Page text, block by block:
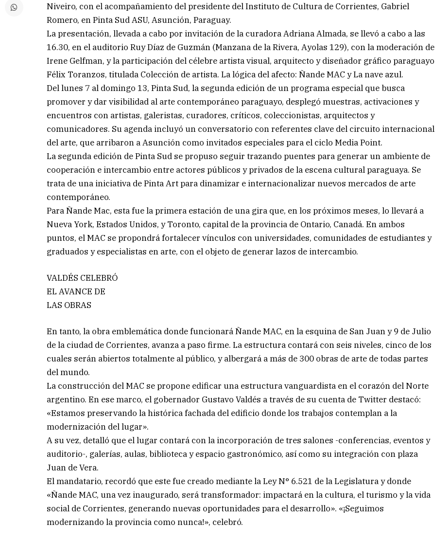
Niveiro, con el acompañamiento del presidente del Instituto de Cultura de Corrientes, Gabriel
Romero, en Pinta Sud ASU, Asunción, Paraguay.
La presentación, llevada a cabo por invitación de la curadora Adriana Almada, se llevó a cabo a las
16.30, en el auditorio Ruy Díaz de Guzmán (Manzana de la Rivera, Ayolas 129), con la moderación de
Irene Gelfman, y la participación del célebre artista visual, arquitecto y diseñador gráfico paraguayo
Félix Toranzos, titulada Colección de artista. La lógica del afecto: Ñande MAC y La nave azul.
Del lunes 7 al domingo 13, Pinta Sud, la segunda edición de un programa especial que busca
promover y dar visibilidad al arte contemporáneo paraguayo, desplegó muestras, activaciones y
encuentros con artistas, galeristas, curadores, críticos, coleccionistas, arquitectos y
comunicadores. Su agenda incluyó un conversatorio con referentes clave del circuito internacional
del arte, que arribaron a Asunción como invitados especiales para el ciclo Media Point.
La segunda edición de Pinta Sud se propuso seguir trazando puentes para generar un ambiente de
cooperación e intercambio entre actores públicos y privados de la escena cultural paraguaya. Se
trata de una iniciativa de Pinta Art para dinamizar e internacionalizar nuevos mercados de arte
contemporáneo.
Para Ñande Mac, esta fue la primera estación de una gira que, en los próximos meses, lo llevará a
Nueva York, Estados Unidos, y Toronto, capital de la provincia de Ontario, Canadá. En ambos
puntos, el MAC se propondrá fortalecer vínculos con universidades, comunidades de estudiantes y
graduados y especialistas en arte, con el objeto de generar lazos de intercambio.
VALDÉS CELEBRÓ
EL AVANCE DE
LAS OBRAS
En tanto, la obra emblemática donde funcionará Ñande MAC, en la esquina de San Juan y 9 de Julio
de la ciudad de Corrientes, avanza a paso firme. La estructura contará con seis niveles, cinco de los
cuales serán abiertos totalmente al público, y albergará a más de 300 obras de arte de todas partes
del mundo.
La construcción del MAC se propone edificar una estructura vanguardista en el corazón del Norte
argentino. En ese marco, el gobernador Gustavo Valdés a través de su cuenta de Twitter destacó:
«Estamos preservando la histórica fachada del edificio donde los trabajos contemplan a la
modernización del lugar».
A su vez, detalló que el lugar contará con la incorporación de tres salones -conferencias, eventos y
auditorio-, galerías, aulas, biblioteca y espacio gastronómico, así como su integración con plaza
Juan de Vera.
El mandatario, recordó que este fue creado mediante la Ley N° 6.521 de la Legislatura y donde
«Ñande MAC, una vez inaugurado, será transformador: impactará en la cultura, el turismo y la vida
social de Corrientes, generando nuevas oportunidades para el desarrollo». «¡Seguimos
modernizando la provincia como nunca!», celebró.